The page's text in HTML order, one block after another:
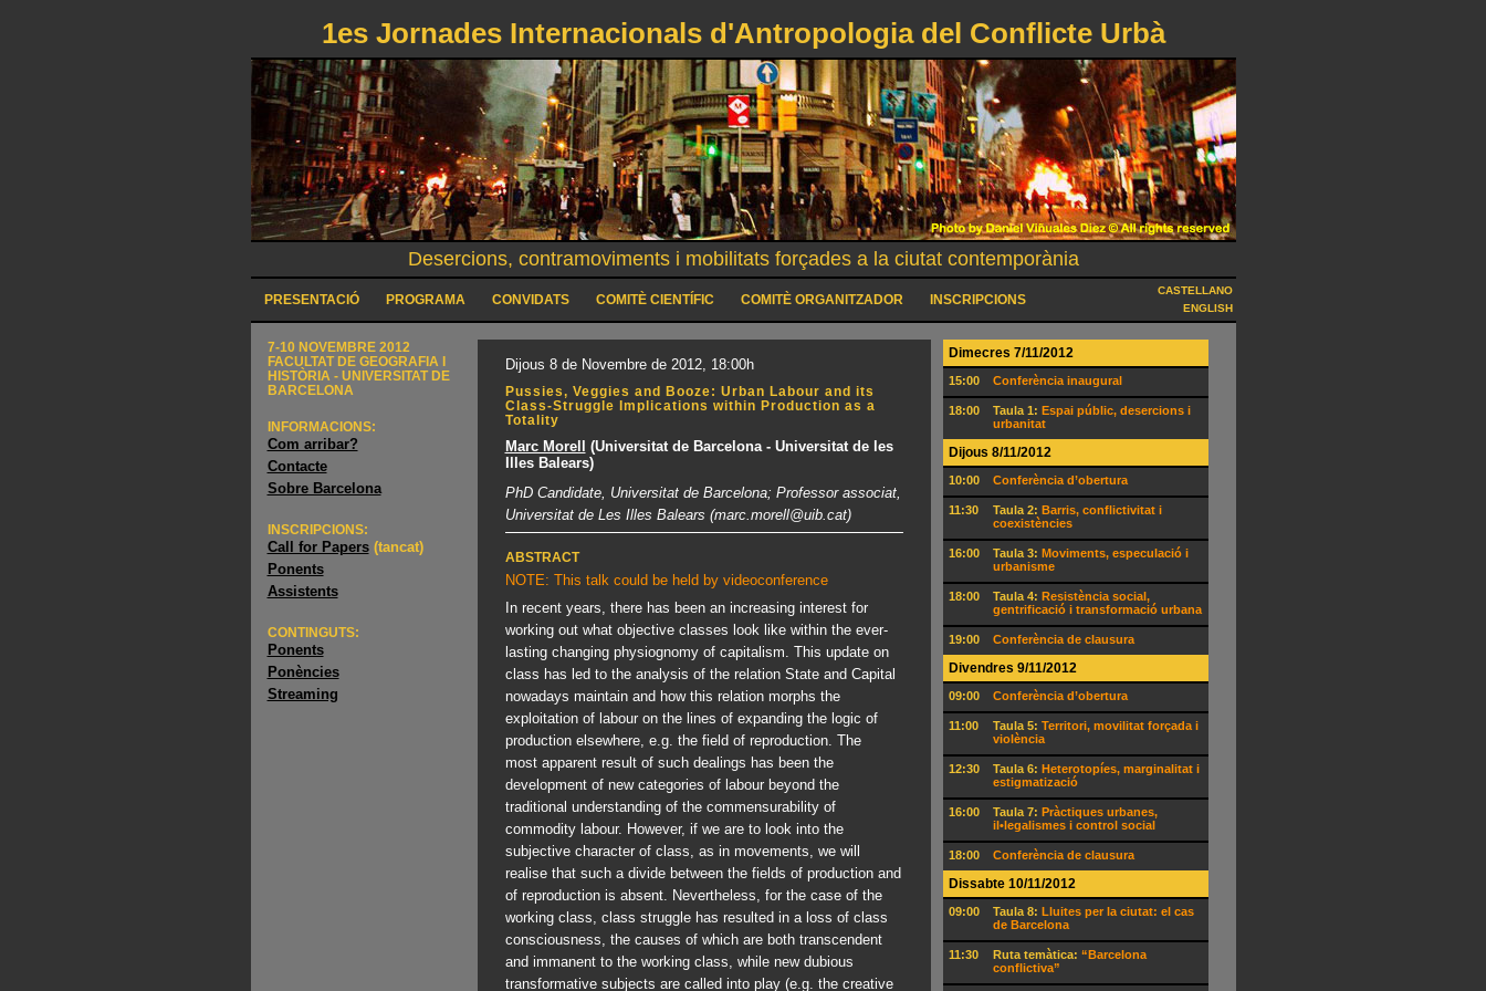
1es Jornades Internacionals d'Antropologia del Conflicte Urbà
Desercions, contramoviments i mobilitats forçades a la ciutat contemporània
CASTELLANO
ENGLISH
PRESENTACIÓ PROGRAMA CONVIDATS COMITÈ CIENTÍFIC COMITÈ ORGANITZADOR INSCRIPCIONS
7-10 NOVEMBRE 2012
FACULTAT DE GEOGRAFIA I
HISTÒRIA - UNIVERSITAT DE
BARCELONA
INFORMACIONS:
Com arribar?
Contacte
Sobre Barcelona
INSCRIPCIONS:
Call for Papers (tancat)
Ponents
Assistents
CONTINGUTS:
Ponents
Ponències
Streaming
Dimecres 7/11/2012
15:00 Conferència inaugural
18:00 Taula 1: Espai públic, desercions i
urbanitat
Dijous 8/11/2012
10:00 Conferència d’obertura
11:30 Taula 2: Barris, conflictivitat i
coexistències
16:00 Taula 3: Moviments, especulació i
urbanisme
18:00 Taula 4: Resistència social,
gentrificació i transformació urbana
19:00 Conferència de clausura
Divendres 9/11/2012
09:00 Conferència d’obertura
11:00 Taula 5: Territori, movilitat forçada i
violència
12:30 Taula 6: Heterotopíes, marginalitat i
estigmatizació
16:00 Taula 7: Pràctiques urbanes,
il•legalismes i control social
18:00 Conferència de clausura
Dissabte 10/11/2012
09:00 Taula 8: Lluites per la ciutat: el cas
de Barcelona
11:30 Ruta temàtica: “Barcelona
conflictiva”
Dijous 8 de Novembre de 2012, 18:00h
Pussies, Veggies and Booze: Urban Labour and its
Class‐Struggle Implications within Production as a
Totality
Marc Morell
(Universitat de Barcelona - Universitat de les
Illes Balears)
PhD Candidate, Universitat de Barcelona; Professor associat,
Universitat de Les Illes Balears (marc.morell@uib.cat)
ABSTRACT
NOTE: This talk could be held by videoconference
In recent years, there has been an increasing interest for
working out what objective classes look like within the ever‐
lasting changing physiognomy of capitalism. This update on
class has led to the analysis of the relation State and Capital
nowadays maintain and how this relation morphs the
exploitation of labour on the lines of expanding the logic of
production elsewhere, e.g. the field of reproduction. The
most apparent result of such dealings has been the
development of new categories of labour beyond the
traditional understanding of the commensurability of
commodity labour. However, if we are to look into the
subjective character of class, as in movements, we will
realise that such a divide between the fields of production and
of reproduction is absent. Nevertheless, for the case of the
working class, class struggle has resulted in a loss of class
consciousness, the causes of which are both transcendent
and immanent to the working class, while new dubious
transformative subjects are called into play (e.g. the creative